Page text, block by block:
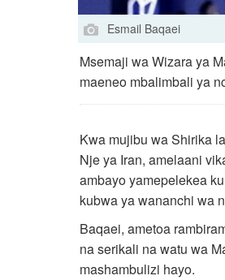
Esmail Baqaei
Msemaji wa Wizara ya
maeneo mbalimbali ya
Kwa mujibu wa Shirika
Nje ya Iran, amelaani
ambayo yamepelekea
kubwa ya wananchi wa
Baqaei, ametoa
na serikali na watu wa
mashambulizi hayo.